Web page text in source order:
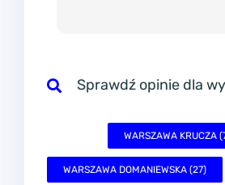
Sprawdź opinie dla
WARSZAWA KRUCZA
WARSZAWA DOMANIEWSKA (27)